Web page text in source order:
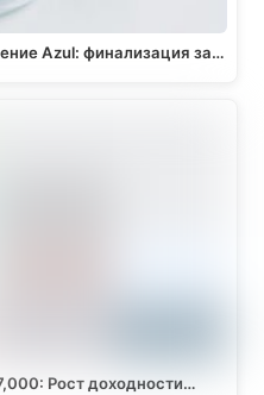
Azul: финализация за…
Рост доходности…